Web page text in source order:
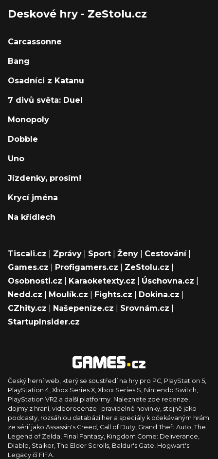
Deskové hry - ZeStolu.cz
Carcassonne
Bang
Osadníci z Katanu
7 divů světa: Duel
Monopoly
Dobble
Uno
Jízdenky, prosím!
Krycí jména
Na křídlech
Tiscali.cz Zprávy Sport Ženy Cestování|
Games.cz
Profigamers.cz ZeStolu.cz
Osobnosti.cz
Karaoketexty.cz Úschovna.cz
Nedd.cz
Moulík.cz Fights.cz Dokina.cz
CZhity.cz
Našepeníze.cz Srovnám.cz
StartupInsider.cz
Český herní web, který se soustředí na hry pro PC, PlayStation 5,
PlayStation 4, Xbox Series X, Xbox Series S, Nintendo Switch,
PlayStation VR2 a další platformy. Naleznete zde recenze,
dojmy z hraní, videorecenze i pravidelné novinky, stejně jako
podcasty, rozsáhlou databázi her a speciály k očekávaným hrám
ze sérií jako Assassin's Creed, Call of Duty, Grand Theft Auto, The
Legend of Zelda, Final Fantasy, Kingdom Come: Deliverance,
Diablo, Stalker, The Elder Scrolls, Baldur's Gate, Hogwart's
Legacy či FIFA.